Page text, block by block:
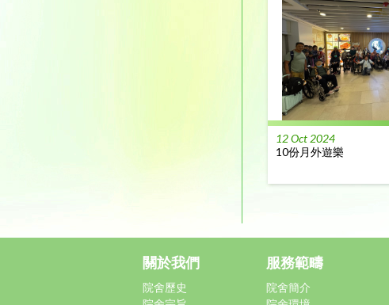
12 Oct 2024
10份月外遊樂
關於我們
院舍歷史
服務範疇
院舍簡介